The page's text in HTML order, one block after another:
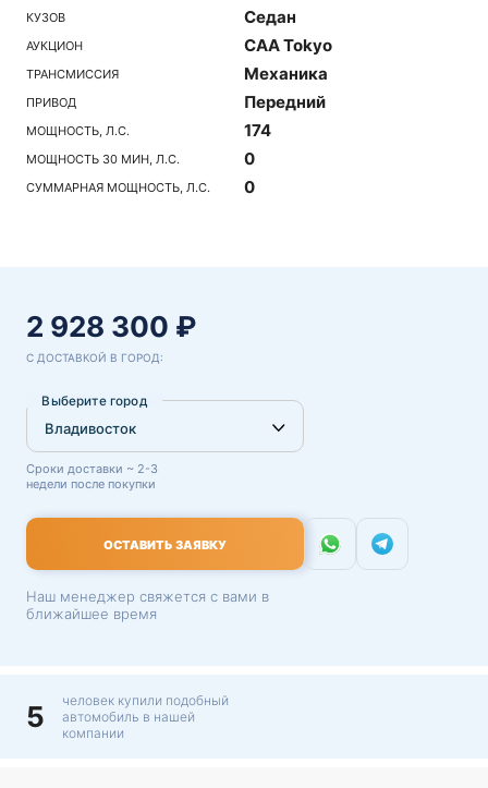
КУЗОВ Седан
АУКЦИОН CAA Tokyo
ТРАНСМИССИЯ Механика
ПРИВОД Передний
МОЩНОСТЬ, Л.С. 174
МОЩНОСТЬ 30 МИН, Л.С. 0
СУММАРНАЯ МОЩНОСТЬ, Л.С. 0
2 928 300 ₽
С ДОСТАВКОЙ В ГОРОД:
Выберите город
Сроки доставки ~ 2-3
недели после покупки
ОСТАВИТЬ ЗАЯВКУ
Наш менеджер свяжется с вами в
ближайшее время
5
человек купили подобный
автомобиль в нашей
компании